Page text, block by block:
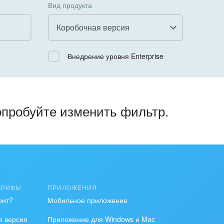
Вид продукта
Коробочная версия
ВсеВнедрение уровня Enterprise
изменить фильтр.
версия
ПРИЛОЖЕНИЯ
Мобильное приложение
Приложение для Windows и Mac